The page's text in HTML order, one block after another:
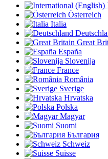
Österreich
Italia
Great
España
Slovenija
France
România
Sverige
Hrvatska
Polska
Magyar
Suomi
България
Schweiz
Suisse